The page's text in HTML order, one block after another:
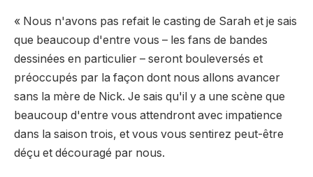
« Nous n'avons pas refait le casting de Sarah et je sais
que beaucoup d'entre vous – les fans de bandes
dessinées en particulier – seront bouleversés et
préoccupés par la façon dont nous allons avancer
sans la mère de Nick. Je sais qu'il y a une scène que
beaucoup d'entre vous attendront avec impatience
dans la saison trois, et vous vous sentirez peut-être
déçu et découragé par nous.